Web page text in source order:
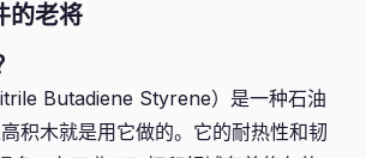
的老将
Butadiene Styrene）是一种石油
积木就是用它做的。它的耐热性和韧